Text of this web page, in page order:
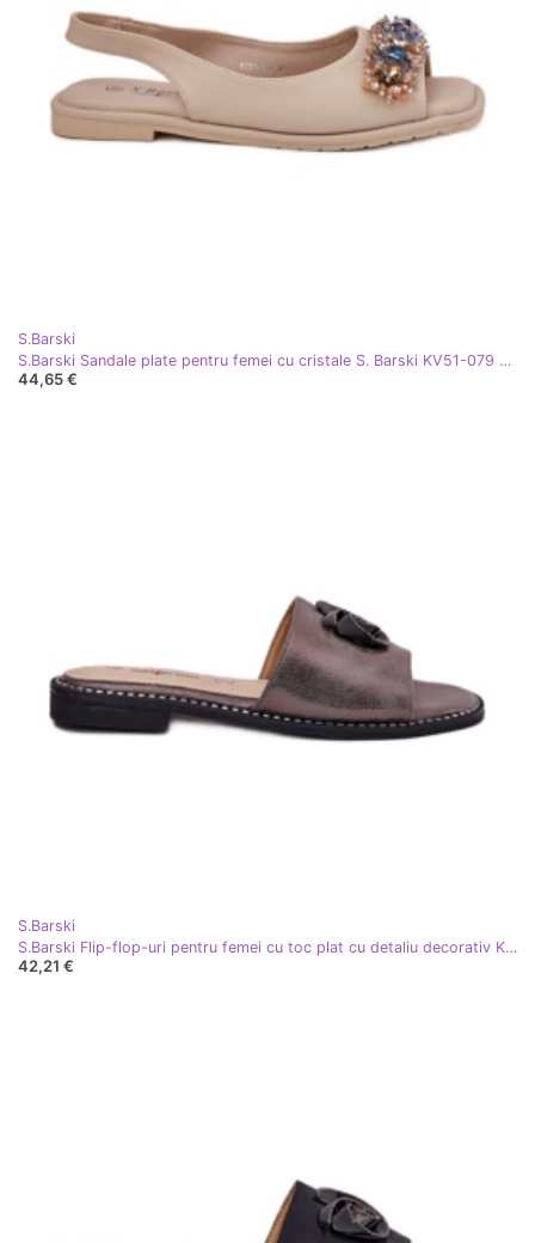
S.Barski
S.Barski Sandale plate pentru femei cu cristale S. Barski KV51-079 Bej
44,65 €
S.Barski
S.Barski Flip-flop-uri pentru femei cu toc plat cu detaliu decorativ KV51-007 grafit argint
42,21 €